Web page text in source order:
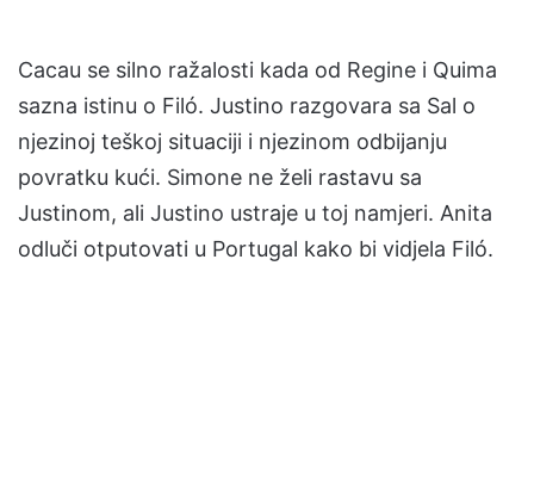
Cacau se silno ražalosti kada od Regine i Quima
sazna istinu o Filó. Justino razgovara sa Sal o
njezinoj teškoj situaciji i njezinom odbijanju
povratku kući. Simone ne želi rastavu sa
Justinom, ali Justino ustraje u toj namjeri. Anita
odluči otputovati u Portugal kako bi vidjela Filó.